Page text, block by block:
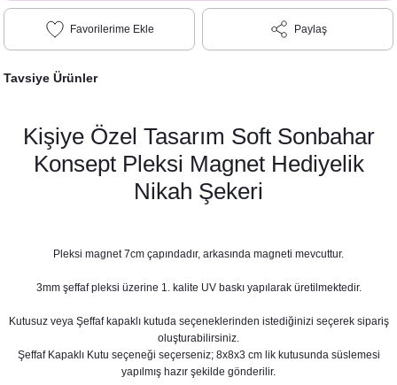
Paylaş
Tavsiye Ürünler
Soft Sonbahar Yapraklar Konsept Karşılama Panosu
Kişiye Özel Tasarım Soft Sonbahar
Konsept Pleksi Magnet Hediyelik
Nikah Şekeri
Pleksi magnet 7cm çapındadır, arkasında magneti mevcuttur.
3mm şeffaf pleksi üzerine 1. kalite UV baskı yapılarak üretilmektedir.
Kutusuz veya Şeffaf kapaklı kutuda seçeneklerinden istediğinizi seçerek sipariş
oluşturabilirsiniz.
Şeffaf Kapaklı Kutu seçeneği seçerseniz; 8x8x3 cm lik kutusunda süslemesi
yapılmış hazır şekilde gönderilir.